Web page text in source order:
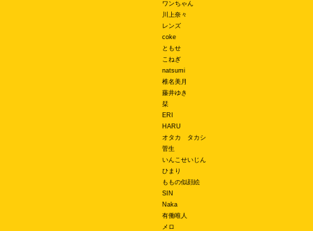
ワンちゃん
川上奈々
レンズ
coke
ともせ
こねぎ
natsumi
椎名美月
藤井ゆき
栞
ERI
HARU
オタカ タカシ
菅生
いんこせいじん
ひまり
ももの似顔絵
SIN
Naka
有働唯人
メロ